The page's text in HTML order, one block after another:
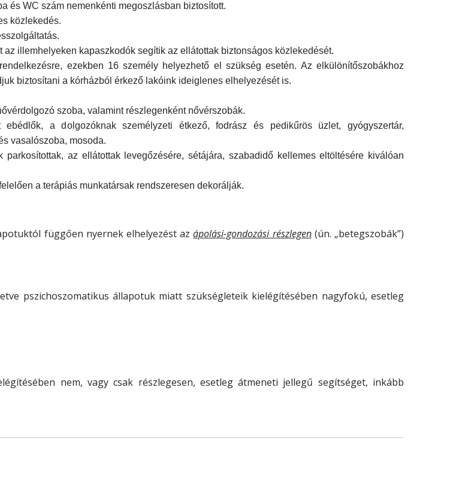
és WC szám nemenkénti megoszlásban biztosított.
közlekedés.
illemhelyeken kapaszkodók segítik az ellátottak biztonságos közlekedését.
ezekben 16 személy helyezhető el szükség esetén. Az elkülönítőszobákhoz
biztosítani a kórházból érkező lakóink ideiglenes elhelyezését is.
szoba, valamint részlegenként nővérszobák.
ebédlők, a dolgozóknak személyzeti étkező, fodrász és pedikűrös üzlet, gyógyszertár,
vasalószoba, mosoda.
az ellátottak levegőzésére, sétájára, szabadidő kellemes eltöltésére kiválóan
a terápiás munkatársak rendszeresen dekorálják.
függően nyernek elhelyezést azápolási-gondozási részlegen(ún. „betegszobák”)
pszichoszomatikus állapotuk miatt szükségleteik kielégítésében nagyfokú, esetleg
nem, vagy csak részlegesen, esetleg átmeneti jellegű segítséget, inkább